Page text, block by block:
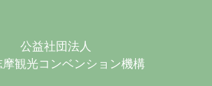
公益社団法人
摩観光コンベンション機構